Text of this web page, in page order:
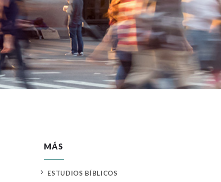
MÁS
5 ESTUDIOS BÍBLICOS